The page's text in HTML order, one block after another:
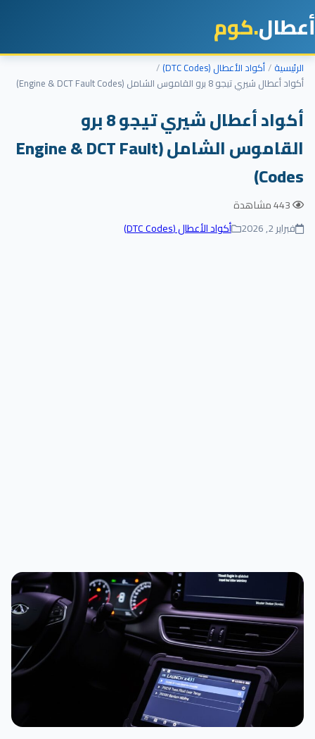
أعطال.كوم
الرئيسية أكواد الأعطال (DTC Codes)
أكواد أعطال شيري تيجو 8 برو القاموس الشامل (Engine & DCT Fault Codes)
أكواد أعطال شيري تيجو 8 برو
القاموس الشامل (Engine & DCT Fault
Codes)
فبراير 2, 2026 أكواد الأعطال (DTC Codes)